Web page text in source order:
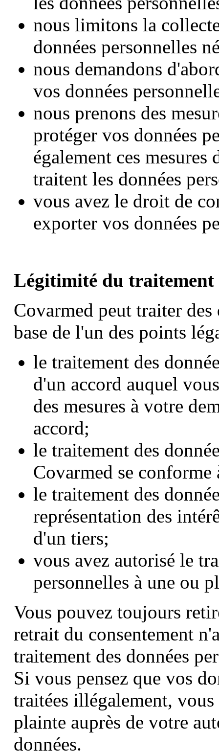
nous limitons la
données personnelles
nous demandons
vos données
nous prenons des
protéger vos données
également ces
traitent les données
vous avez le droit de
exporter vos données
Légitimité du traitement
Covarmed peut traiter
base de l'un des points
le traitement des
d'un accord auquel
des mesures à votre
accord;
le traitement des
Covarmed se
le traitement des
représentation des
d'un tiers;
vous avez autorisé le
personnelles à une ou
Vous pouvez toujours
retrait du consentement
traitement des données
Si vous pensez que vos
traitées illégalement,
plainte auprès de votre
données.